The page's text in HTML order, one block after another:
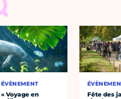
ÉVÈNEMENT
« Voyage en
Fête des